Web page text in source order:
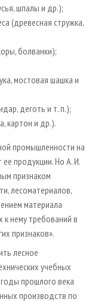
шпалы и др.);
(древесная стружка,
болванки);
мостовая шашка и
деготь и т. п.);
картон и др.).
промышленности на
продукции. Но А. И.
признаком
лесоматериалов,
материала
нему требований в
признаков».
лесное
учебных
прошлого века
производств по